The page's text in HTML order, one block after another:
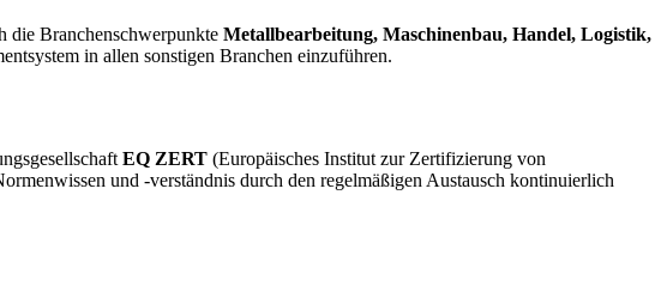
die Branchenschwerpunkte Metallbearbeitung, Maschinenbau, Handel, Logistik,
in allen sonstigen Branchen einzuführen.
EQ ZERT (Europäisches Institut zur Zertifizierung von
und -verständnis durch den regelmäßigen Austausch kontinuierlich